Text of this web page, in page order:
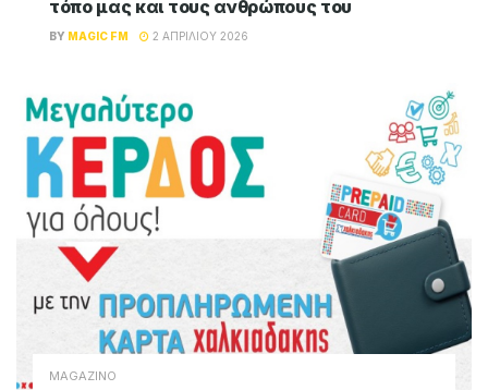
τόπο μας και τους ανθρώπους του
BY MAGIC FM 2 ΑΠΡΙΛΊΟΥ 2026
MAGAZINO